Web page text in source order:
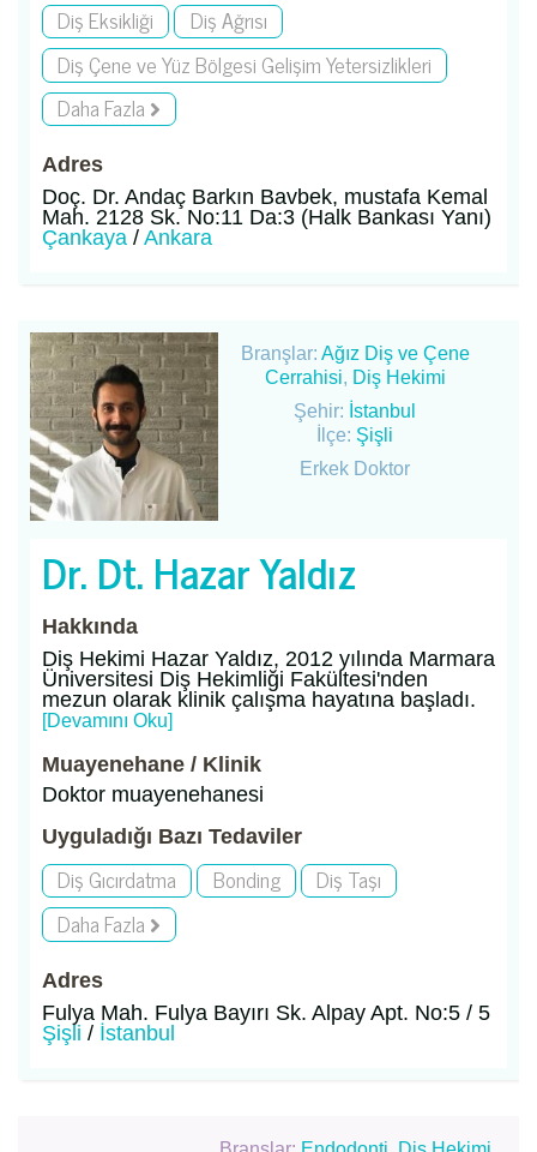
Diş Eksikliği
Diş Ağrısı
Diş Çene ve Yüz Bölgesi Gelişim Yetersizlikleri
Daha Fazla
Adres
Doç. Dr. Andaç Barkın Bavbek, mustafa Kemal
Mah. 2128 Sk. No:11 Da:3 (Halk Bankası Yanı)
Çankaya / Ankara
Branşlar: Ağız Diş ve Çene
Cerrahisi, Diş Hekimi
Şehir: İstanbul
İlçe: Şişli
Erkek Doktor
Dr. Dt. Hazar Yaldız
Hakkında
Diş Hekimi Hazar Yaldız, 2012 yılında Marmara
Üniversitesi Diş Hekimliği Fakültesi'nden
mezun olarak klinik çalışma hayatına başladı.
[Devamını Oku]
Muayenehane / Klinik
Doktor muayenehanesi
Uyguladığı Bazı Tedaviler
Diş Gıcırdatma Bonding
Diş Taşı
Daha Fazla
Adres
Fulya Mah. Fulya Bayırı Sk. Alpay Apt. No:5 / 5
Şişli / İstanbul